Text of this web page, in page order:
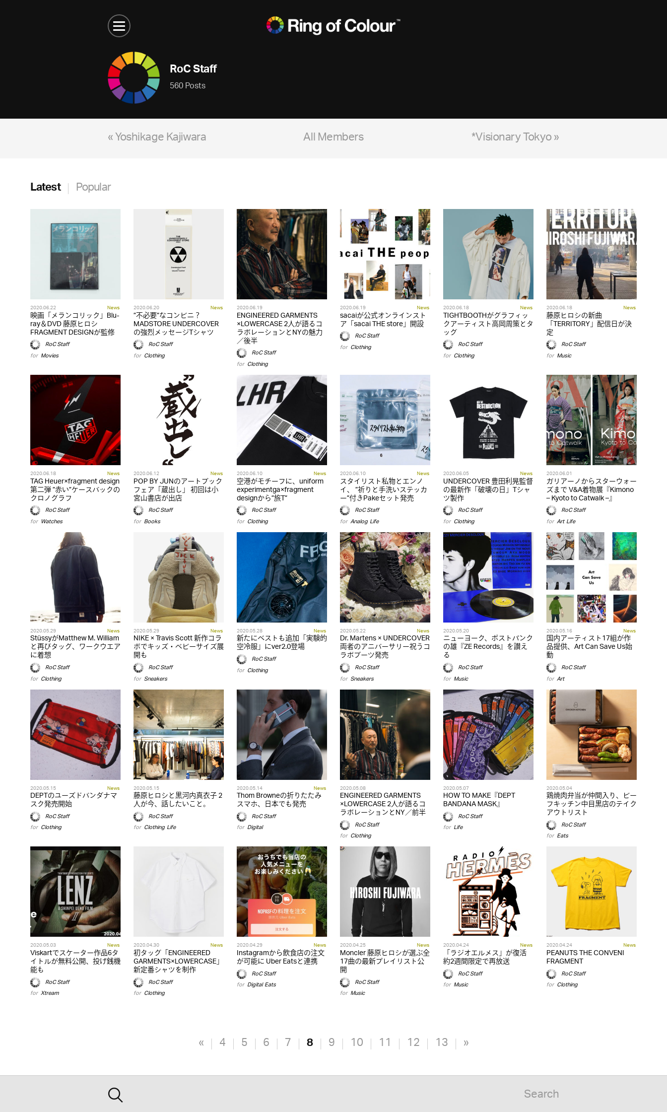
RoC Staff
560 Posts
« Yoshikage Kajiwara *Visionary Tokyo »
All Members
Latest Popular
2020.06.22 News
映画「メランコリック」Blu-
ray＆DVD 藤原ヒロシ
FRAGMENT DESIGNが監修
RoC Staff
for Movies
2020.06.20 News
”不必要”なコンビニ？
MADSTORE UNDERCOVER
の強烈メッセージTシャツ
RoC Staff
for Clothing
2020.06.19
ENGINEERED GARMENTS
×LOWERCASE 2人が語るコ
ラボレーションとNYの魅力
／後半
RoC Staff
for Clothing
2020.06.19 News
sacaiが公式オンラインスト
ア「sacai THE store」開設
RoC Staff
for Clothing
2020.06.18 News
TIGHTBOOTHがグラフィッ
クアーティスト高岡周策とタ
ッグ
RoC Staff
for Clothing
2020.06.18 News
藤原ヒロシの新曲
「TERRITORY」配信日が決
定
RoC Staff
for Music
2020.06.18 News
TAG Heuer×fragment design
第二弾 ”赤い”ケースバックの
クロノグラフ
RoC Staff
for Watches
2020.06.12 News
POP BY JUNのアートブック
フェア「蔵出し」 初回は小
宮山書店が出店
RoC Staff
for Books
2020.06.10 News
空港がモチーフに、uniform
experimentga×fragment
designから”旅T”
RoC Staff
for Clothing
2020.06.10 News
スタイリスト私物とエンノ
イ、 ”祈りと手洗いステッカ
ー”付きPakeセット発売
RoC Staff
for Analog,Life
2020.06.05 News
UNDERCOVER 豊田利晃監督
の最新作「破壊の日」Tシャ
ツ製作
RoC Staff
for Clothing
2020.06.01
ガリアーノからスターウォー
ズまで V&A着物展『Kimono
– Kyoto to Catwalk –』
RoC Staff
for Art,Life
2020.05.29 News
StüssyがMatthew M. William
と再びタッグ、ワークウエア
に着想
RoC Staff
for Clothing
2020.05.29 News
NIKE × Travis Scott 新作コラ
ボでキッズ・ベビーサイズ展
開も
RoC Staff
for Sneakers
2020.05.28 News
新たにベストも追加「実験的
空冷服」にver2.0登場
RoC Staff
for Clothing
2020.05.22 News
Dr. Martens × UNDERCOVER
両者のアニバーサリー祝うコ
ラボブーツ発売
RoC Staff
for Sneakers
2020.05.20
ニューヨーク、ポストパンク
の雄『ZE Records』を讃え
る
RoC Staff
for Music
2020.05.16 News
国内アーティスト17組が作
品提供、Art Can Save Us始
動
RoC Staff
for Art
2020.05.15 News
DEPTのユーズドバンダナマ
スク発売開始
RoC Staff
for Clothing
2020.05.15
藤原ヒロシと黒河内真衣子 2
人が今、話したいこと。
RoC Staff
for Clothing,Life
2020.05.14 News
Thom Browneの折りたたみ
スマホ、日本でも発売
RoC Staff
for Digital
2020.05.08
ENGINEERED GARMENTS
×LOWERCASE 2人が語るコ
ラボレーションとNY／前半
RoC Staff
for Clothing
2020.05.07
HOW TO MAKE『DEPT
BANDANA MASK』
RoC Staff
for Life
2020.05.04
鶏焼肉弁当が仲間入り、ビー
フキッチン中目黒店のテイク
アウトリスト
RoC Staff
for Eats
2020.05.03 News
Viskartでスケーター作品6タ
イトルが無料公開、投げ銭機
能も
RoC Staff
for Xtream
2020.04.30 News
初タッグ「ENGINEERED
GARMENTS×LOWERCASE」
新定番シャツを制作
RoC Staff
for Clothing
2020.04.29 News
Instagramから飲食店の注文
が可能に Uber Eatsと連携
RoC Staff
for Digital,Eats
2020.04.25 News
Moncler 藤原ヒロシが選ぶ全
17曲の最新プレイリスト公
開
RoC Staff
for Music
2020.04.24 News
「ラジオエルメス」が復活
約2週間限定で再放送
RoC Staff
for Music
2020.04.24 News
PEANUTS THE CONVENI
FRAGMENT
RoC Staff
for Clothing
« 4 5 6 7 8 9 10 11 12 13 »